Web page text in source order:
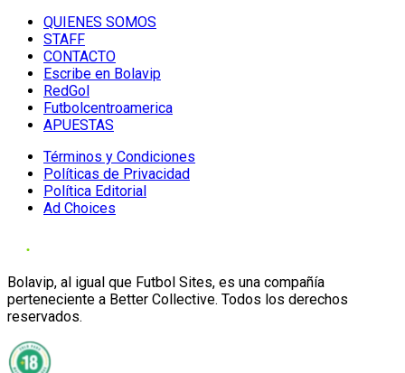
QUIENES SOMOS
STAFF
CONTACTO
Escribe en Bolavip
RedGol
Futbolcentroamerica
APUESTAS
Términos y Condiciones
Políticas de Privacidad
Política Editorial
Ad Choices
Bolavip, al igual que Futbol Sites, es una compañía
perteneciente a Better Collective. Todos los derechos
reservados.